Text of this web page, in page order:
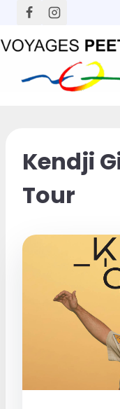
contenu
Kendji
Tour